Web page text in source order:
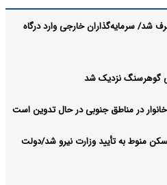
۱۸ مرداد ۱۴۰۵
شد/ سرمایه‌گذاران خارجی وارد درگاه
گوهرسنگ نزدیک شد
در مناطق جنوبی در حال تدوین است
منوط به تأیید وزارت نیرو شد/دولت